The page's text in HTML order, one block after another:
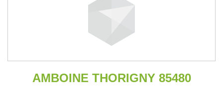
AMBOINE THORIGNY 85480